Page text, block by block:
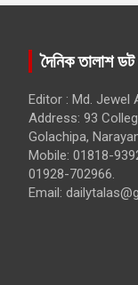
দৈনিক তালাশ
Editor : Md. Jewel
Address: 93
Golachipa,
Mobile: 01818-
01928-702966.
Email: